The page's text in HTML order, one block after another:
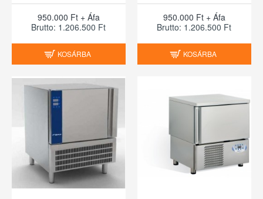
950.000 Ft + Áfa
Brutto: 1.206.500 Ft
KOSÁRBA
950.000 Ft + Áfa
Brutto: 1.206.500 Ft
KOSÁRBA